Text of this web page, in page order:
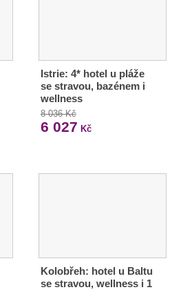
Istrie: 4* hotel u pláže
se stravou, bazénem i
wellness
8 036 Kč
6 027 Kč
Kolobřeh: hotel u Baltu
se stravou, wellness i 1